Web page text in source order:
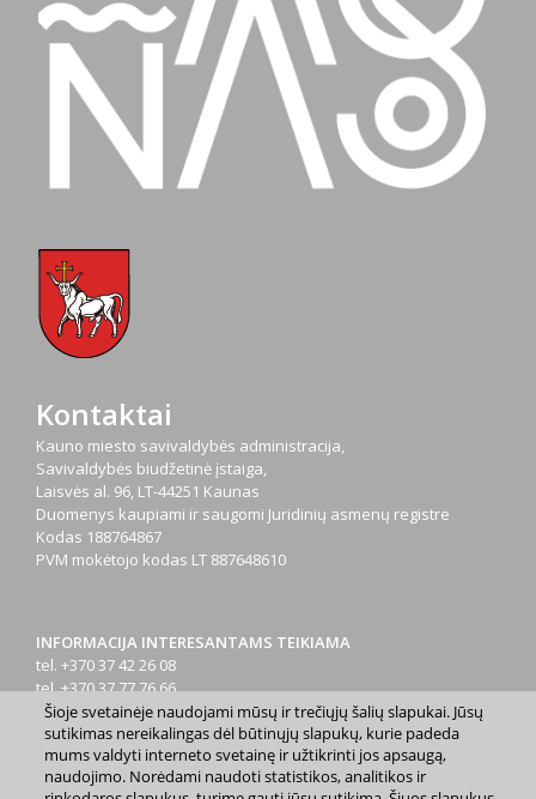
Kontaktai
Kauno miesto savivaldybės administracija,
Savivaldybės biudžetinė įstaiga,
Laisvės al. 96, LT-44251 Kaunas
Duomenys kaupiami ir saugomi Juridinių asmenų registre
Kodas 188764867
PVM mokėtojo kodas LT 887648610
INFORMACIJA INTERESANTAMS TEIKIAMA
tel. +370 37 42 26 08
tel. +370 37 77 76 66
tel. +370 660 07000
el. p.info@kaunas.lt
Šioje svetainėje naudojami mūsų ir trečiųjų šalių slapukai. Jūsų
sutikimas nereikalingas dėl būtinųjų slapukų, kurie padeda
mums valdyti interneto svetainę ir užtikrinti jos apsaugą,
naudojimo. Norėdami naudoti statistikos, analitikos ir